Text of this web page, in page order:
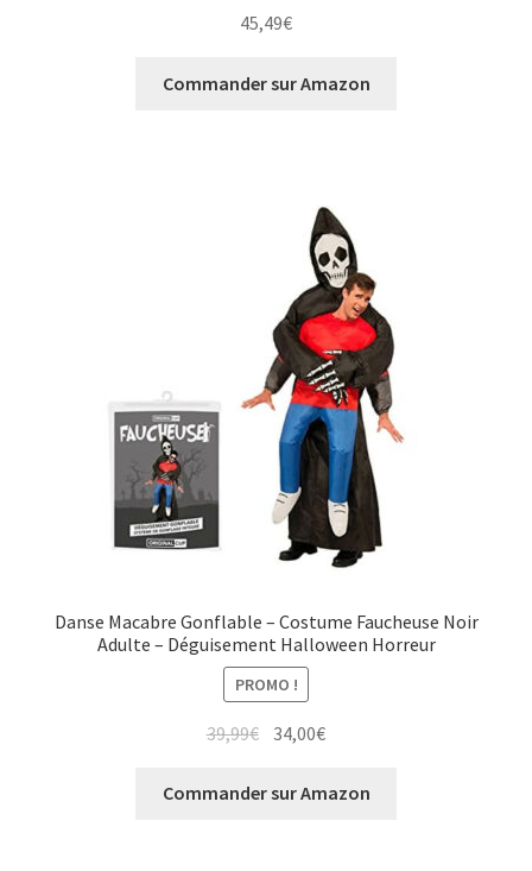
45,49€
Commander sur Amazon
Danse Macabre Gonflable – Costume Faucheuse Noir
Adulte – Déguisement Halloween Horreur
PROMO !
39,99€ Le
initial
34,00€Le
actuel
Commander sur Amazon